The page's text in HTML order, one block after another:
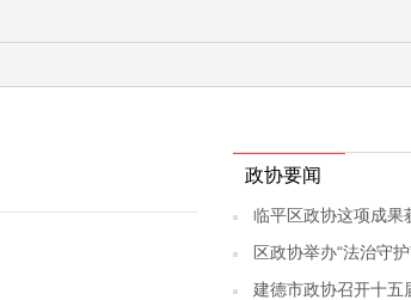
政协要闻
临平区政协这项成果
区政协举办“法治守护
建德市政协召开十五